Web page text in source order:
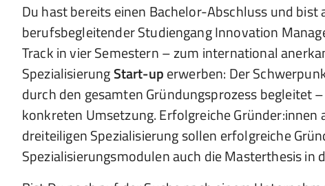
Du hast bereits einen Bachelor-Abschluss und
berufsbegleitender Studiengang Innovation
Track in vier Semestern – zum international
SpezialisierungStart-uperwerben: Der
durch den gesamten Gründungsprozess begleitet
konkreten Umsetzung. Erfolgreiche
dreiteiligen Spezialisierung sollen erfolgreiche
Spezialisierungsmodulen auch die Masterthesis in